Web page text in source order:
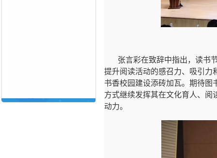
张言彩在致辞中指出，读书
提升阅读活动的感召力、吸引力
书香校园建设添砖加瓦。期待图
方式继续发挥其在文化育人、阅
动力。